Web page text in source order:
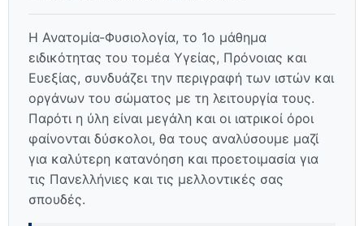
Η Ανατομία-Φυσιολογία, το 1ο μάθημα
ειδικότητας του τομέα Υγείας, Πρόνοιας και
Ευεξίας, συνδυάζει την περιγραφή των ιστών και
οργάνων του σώματος με τη λειτουργία τους.
Παρότι η ύλη είναι μεγάλη και οι ιατρικοί όροι
φαίνονται δύσκολοι, θα τους αναλύσουμε μαζί
για καλύτερη κατανόηση και προετοιμασία για
τις Πανελλήνιες και τις μελλοντικές σας
σπουδές.